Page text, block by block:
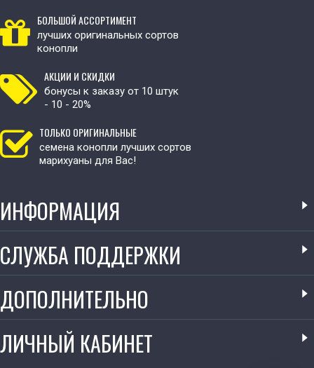
БОЛЬШОЙ АССОРТИМЕНТ
лучших оригинальных сортов
конопли
АКЦИИ И СКИДКИ
бонусы к заказу от 10 штук
- 10 - 20%
ТОЛЬКО ОРИГИНАЛЬНЫЕ
семена конопли лучших сортов
марихуаны для Вас!
ИНФОРМАЦИЯ
СЛУЖБА ПОДДЕРЖКИ
ДОПОЛНИТЕЛЬНО
ЛИЧНЫЙ КАБИНЕТ